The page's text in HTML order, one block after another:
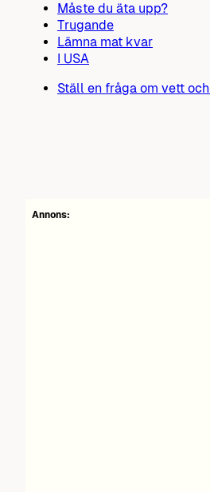
Måste du äta upp?
Trugande
Lämna mat kvar
I USA
Ställ en fråga om vett
Annons: